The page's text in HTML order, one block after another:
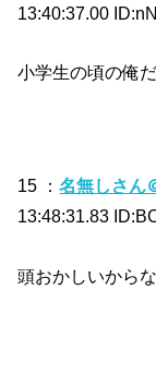
13:40:37.00
小学生の頃の俺
15 ：名無しさん
13:48:31.83
頭おかしいから